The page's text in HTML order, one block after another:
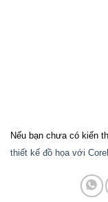
Nếu bạn chưa có kiến
thiết kế đồ họa với